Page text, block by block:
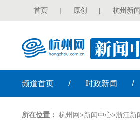
首页 | 原创 | 杭州新闻
频道首页 / 时政新闻 /
所在位置： 杭州网>新闻中心>浙江新